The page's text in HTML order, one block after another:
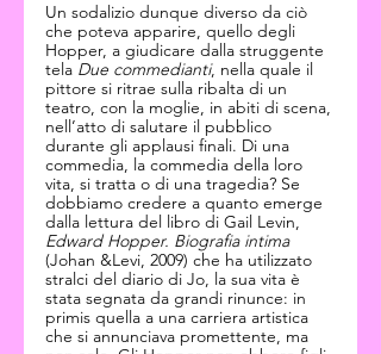
Un sodalizio dunque diverso da ciò
che poteva apparire, quello degli
Hopper, a giudicare dalla struggente
tela Due commedianti, nella quale il
pittore si ritrae sulla ribalta di un
teatro, con la moglie, in abiti di scena,
nell’atto di salutare il pubblico
durante gli applausi finali. Di una
commedia, la commedia della loro
vita, si tratta o di una tragedia? Se
dobbiamo credere a quanto emerge
dalla lettura del libro di Gail Levin,
Edward Hopper. Biografia intima
(Johan &Levi, 2009) che ha utilizzato
stralci del diario di Jo, la sua vita è
stata segnata da grandi rinunce: in
primis quella a una carriera artistica
che si annunciava promettente, ma